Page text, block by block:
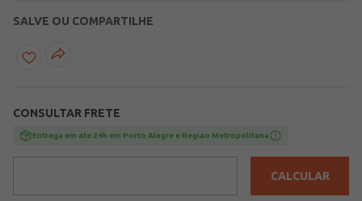
marca proporciona. A peça perfeita para completar seus looks
esportivos!\n\nTecido: Mesh\nComposição: 100% poliéster
SALVE OU COMPARTILHE
CONSULTAR FRETE
Entrega em ate 24h em Porto Alegre e Regiao Metropolitana
CALCULAR